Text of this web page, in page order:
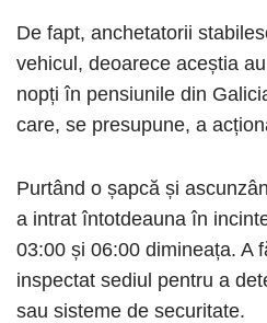
De fapt, anchetatorii
vehicul, deoarece aceștia
nopți în pensiunile din
care, se presupune, a
Purtând o șapcă și
a intrat întotdeauna în
03:00 și 06:00 dimineața. A
inspectat sediul pentru a
sau sisteme de securitate.